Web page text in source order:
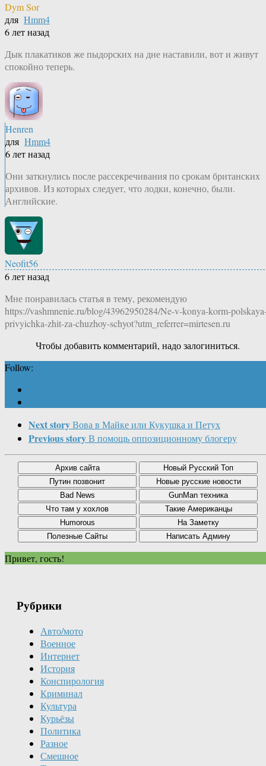
Dym Sor
для Hmm4
6 лет назад
Дык плакатиков же пыдорских на дне наставили, вот и живут
спокойно теперь.
Henren
для Hmm4
6 лет назад
Они заткнулись после рассекречивания по срокам британских
архивов. Из которых следует, что лодки, конечно, были.
Английские.
Neofit56
6 лет назад
Мне понравилась статья в тему, рекомендую
https://vashmnenie.ru/blog/43962950284/Ne-v-konya-korm-
privyichka-zhit-za-chuzhoy-schyot?utm_referrer=mirtesen.ru
Чтобы добавить комментарий, надо залогиниться.
Follow:
Next storyВова в Майке или Кукушка и Петух
Previous storyВ помощь оппозиционному блогеру
Привет, гость!
Рубрики
Авто/мото
Военное
Интернет
История
Конспирология
Криминал
Культура
Курьёзы
Политика
Разное
Смешное